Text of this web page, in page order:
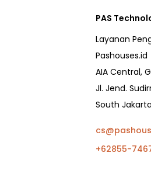
PAS
Layanan
Pashouses.id
AIA Central,
Jl. Jend.
South
+62855-